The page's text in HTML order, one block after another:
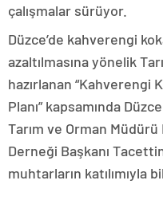
çalışmalar sürüyor.
Düzce’de kahverengi
azaltılmasına yönelik
hazırlanan “Kahverengi
Planı” kapsamında
Tarım ve Orman
Derneği Başkanı
muhtarların katılımıyla